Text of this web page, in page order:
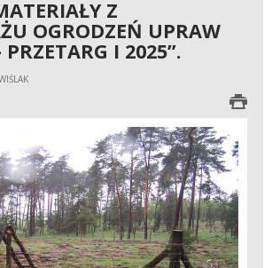
Z
OGRODZEŃ UPRAW
PRZETARG I 2025”.